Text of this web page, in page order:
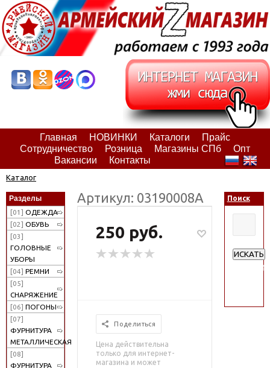
Главная НОВИНКИ Каталоги
Прайс
Сотрудничество
Розница Магазины СПб
Опт
Вакансии
Контакты
Каталог
Разделы
[01] ОДЕЖДА
[02] ОБУВЬ
[03]
ГОЛОВНЫЕ
УБОРЫ
[04] РЕМНИ
[05]
СНАРЯЖЕНИЕ
[06] ПОГОНЫ
[07]
ФУРНИТУРА
МЕТАЛЛИЧЕСКАЯ
[08]
ФУРНИТУРА
Артикул: 03190008А
250 руб.
Поделиться
Цена действительна
только для интернет-
магазина и может
Поиск
ИСКАТЬ